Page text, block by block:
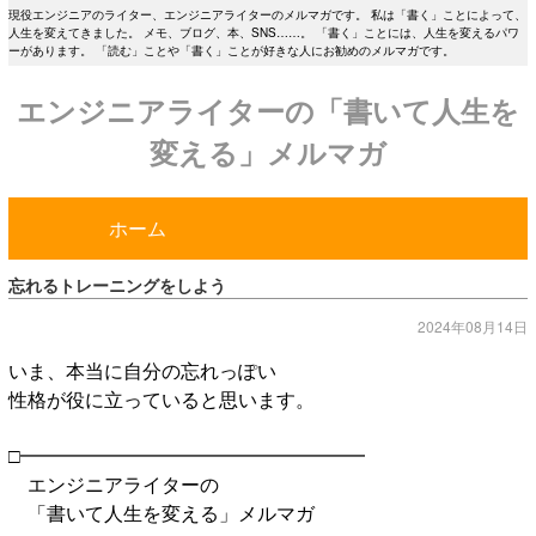
現役エンジニアのライター、エンジニアライターのメルマガです。 私は「書く」ことによって、
人生を変えてきました。 メモ、ブログ、本、SNS……。 「書く」ことには、人生を変えるパワ
ーがあります。 「読む」ことや「書く」ことが好きな人にお勧めのメルマガです。
エンジニアライターの「書いて人生を
変える」メルマガ
ホーム
忘れるトレーニングをしよう
2024年08月14日
いま、本当に自分の忘れっぽい
性格が役に立っていると思います。
□━━━━━━━━━━━━━━━━━━
エンジニアライターの
「書いて人生を変える」メルマガ